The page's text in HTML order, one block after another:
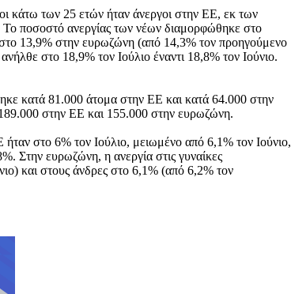
κάτω των 25 ετών ήταν άνεργοι στην ΕΕ, εκ των
ποσοστό ανεργίας των νέων διαμορφώθηκε στο
13,9% στην ευρωζώνη (από 14,3% τον προηγούμενο
στο 18,9% τον Ιούλιο έναντι 18,8% τον Ιούνιο.
κατά 81.000 άτομα στην ΕΕ και κατά 64.000 στην
στην ΕΕ και 155.000 στην ευρωζώνη.
στο 6% τον Ιούλιο, μειωμένο από 6,1% τον Ιούνιο,
Στην ευρωζώνη, η ανεργία στις γυναίκες
και στους άνδρες στο 6,1% (από 6,2% τον